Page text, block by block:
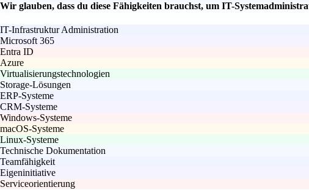
Wir glauben, dass du diese Fähigkeiten brauchst, um IT-
IT-Infrastruktur Administration
Microsoft 365
Entra ID
Azure
Virtualisierungstechnologien
Storage-Lösungen
ERP-Systeme
CRM-Systeme
Windows-Systeme
macOS-Systeme
Linux-Systeme
Technische Dokumentation
Teamfähigkeit
Eigeninitiative
Serviceorientierung